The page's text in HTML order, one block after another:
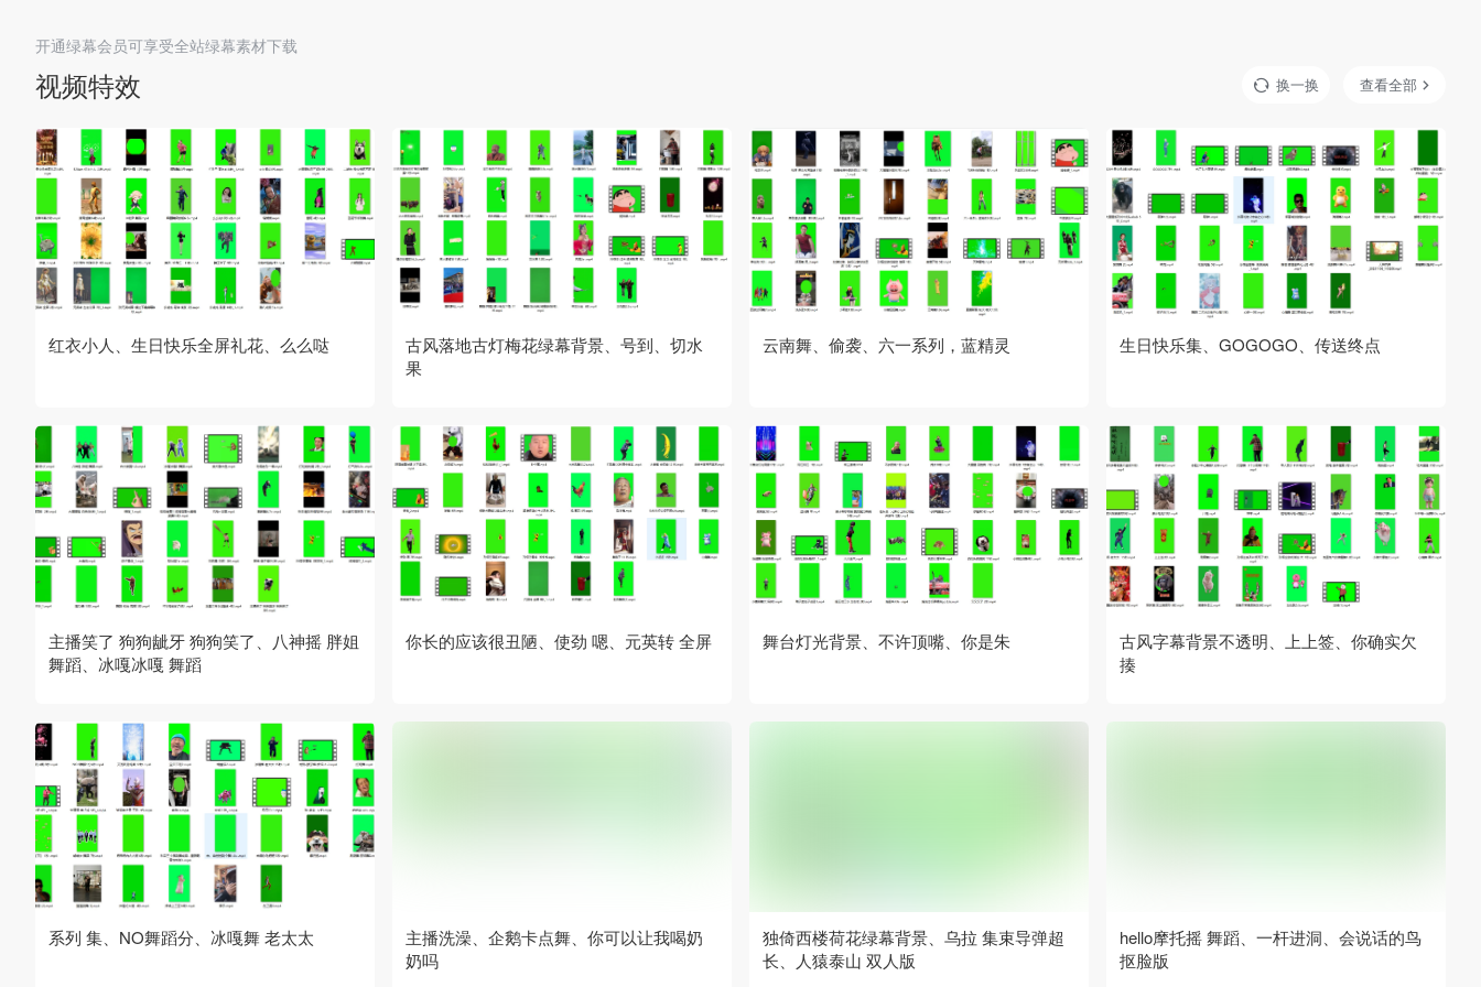
开通绿幕会员可享受全站绿幕素材下载
视频特效 换一换 查看全部
红衣小人、生日快乐全屏礼花、么么哒
古风落地古灯梅花绿幕背景、号到、切水
果
云南舞、偷袭、六一系列，蓝精灵 生日快乐集、GOGOGO、传送终点
主播笑了 狗狗龇牙 狗狗笑了、八神摇 胖姐
舞蹈、冰嘎冰嘎 舞蹈
你长的应该很丑陋、使劲 嗯、元英转 全屏 舞台灯光背景、不许顶嘴、你是朱
古风字幕背景不透明、上上签、你确实欠
揍
系列 集、NO舞蹈分、冰嘎舞 老太太
主播洗澡、企鹅卡点舞、你可以让我喝奶
奶吗
独倚西楼荷花绿幕背景、乌拉 集束导弹超
长、人猿泰山 双人版
hello摩托摇 舞蹈、一杆进洞、会说话的鸟
抠脸版